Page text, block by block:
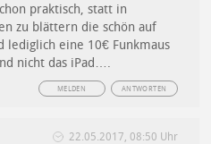
praktisch, statt in
zu blättern die schön auf
lediglich eine 10€ Funkmaus
nicht das iPad….
ANTWORTEN
MELDEN
22.05.2017, 08:50 Uhr